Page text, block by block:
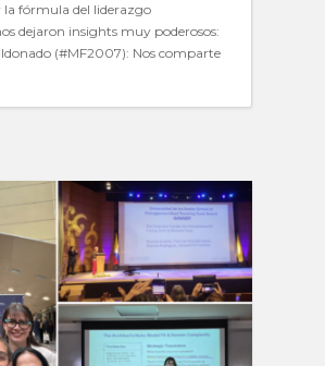
la fórmula del liderazgo
dejaron insights muy poderosos:
(#MF2007): Nos comparte